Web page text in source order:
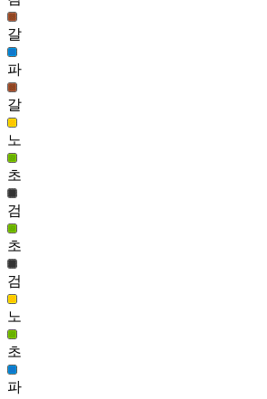
블링 에반 헤어(남)
1,406
107
페르 헤어(남)
1,376
108
노블레스 헤어(남)
1,367
109
발랄웨이브 헤어(여)
1,356
110
컬리 헤어(남)
1,344
111
블랑슈 헤어(여)
1,334
111
갈
파
갈
노
초
검
초
검
노
초
파